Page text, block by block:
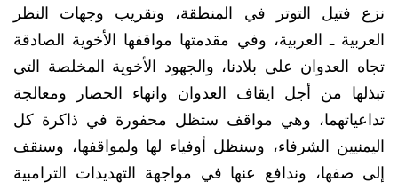
نزع فتيل التوتر في المنطقة، وتقريب وجهات النظر
العربية ـ العربية، وفي مقدمتها مواقفها الأخوية الصادقة
تجاه العدوان على بلادنا، والجهود الأخوية المخلصة التي
تبذلها من أجل ايقاف العدوان وانهاء الحصار ومعالجة
تداعياتهما، وهي مواقف ستظل محفورة في ذاكرة كل
اليمنيين الشرفاء، وسنظل أوفياء لها ولمواقفها، وسنقف
إلى صفها، وندافع عنها في مواجهة التهديدات الترامبية